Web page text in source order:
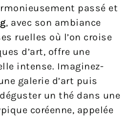
passé et
, avec son ambiance
ruelles où l’on croise
d’art, offre une
intense. Imaginez-
galerie d’art puis
un thé dans une
coréenne, appelée